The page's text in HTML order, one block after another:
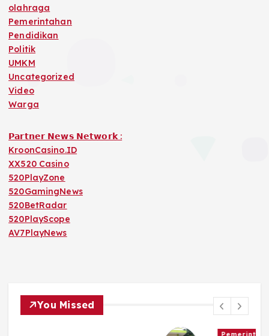
olahraga
Pemerintahan
Pendidikan
Politik
UMKM
Uncategorized
Video
Warga
𝗣𝗮𝗿𝘁𝗻𝗲𝗿 𝗡𝗲𝘄𝘀 𝗡𝗲𝘁𝘄𝗼𝗿𝗸 :
KroonCasino.ID
XX520 Casino
520PlayZone
520GamingNews
520BetRadar
520PlayScope
AV7PlayNews
You Missed